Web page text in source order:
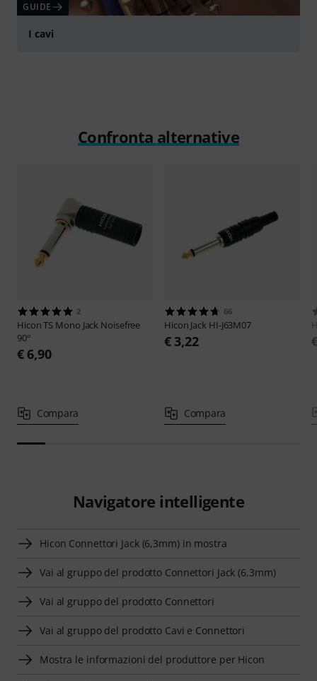
GUIDE
I cavi
Confronta alternative
2
HiconTS Mono Jack Noisefree
90°
€ 6,90
Compara
66
Hicon Jack HI-J63M07
€ 3,22
Compara
Navigatore intelligente
Hicon Connettori Jack (6,3mm) in mostra
Vai al gruppo del prodotto Connettori Jack (6,3mm)
Vai al gruppo del prodotto Connettori
Vai al gruppo del prodotto Cavi e Connettori
Mostra le informazioni del produttore per Hicon